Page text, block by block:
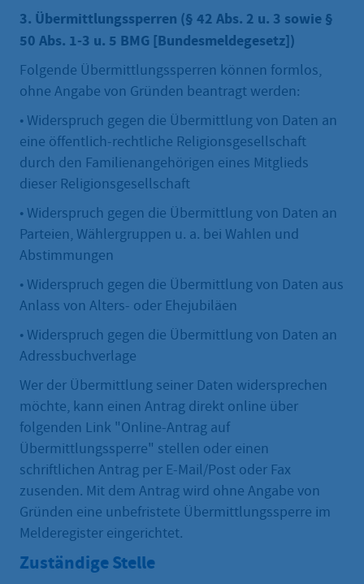
3. Übermittlungssperren (§ 42 Abs. 2 u. 3 sowie §
50 Abs. 1-3 u. 5 BMG [Bundesmeldegesetz])
Folgende Übermittlungssperren können formlos,
ohne Angabe von Gründen beantragt werden:
• Widerspruch gegen die Übermittlung von Daten an
eine öffentlich-rechtliche Religionsgesellschaft
durch den Familienangehörigen eines Mitglieds
dieser Religionsgesellschaft
• Widerspruch gegen die Übermittlung von Daten an
Parteien, Wählergruppen u. a. bei Wahlen und
Abstimmungen
• Widerspruch gegen die Übermittlung von Daten aus
Anlass von Alters- oder Ehejubiläen
• Widerspruch gegen die Übermittlung von Daten an
Adressbuchverlage
Wer der Übermittlung seiner Daten widersprechen
möchte, kann einen Antrag direkt online über
folgenden Link "Online-Antrag auf
Übermittlungssperre" stellen oder einen
schriftlichen Antrag per E-Mail/Post oder Fax
zusenden. Mit dem Antrag wird ohne Angabe von
Gründen eine unbefristete Übermittlungssperre im
Melderegister eingerichtet.
Zuständige Stelle